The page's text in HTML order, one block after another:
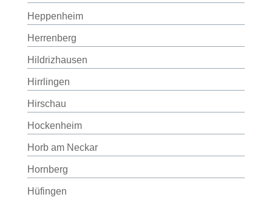
Heppenheim
Herrenberg
Hildrizhausen
Hirrlingen
Hirschau
Hockenheim
Horb am Neckar
Hornberg
Hüfingen